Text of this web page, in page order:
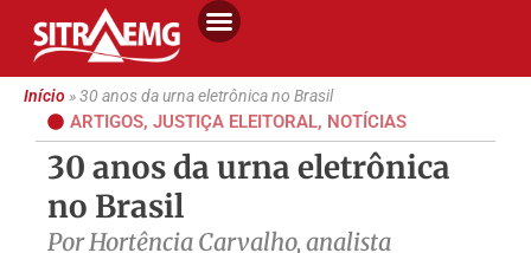
Início»30 anos da urna eletrônica no Brasil
ARTIGOS, JUSTIÇA ELEITORAL, NOTÍCIAS
30 anos da urna eletrônica
no Brasil
Por Hortência Carvalho, analista